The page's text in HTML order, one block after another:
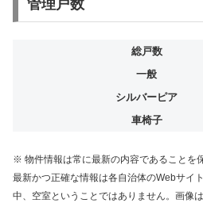
管理戸数
総戸数
一般
シルバーピア
車椅子
※ 物件情報は常に最新の内容であることを
最新かつ正確な情報は各自治体のWebサイ
中、空室ということではありません。画像